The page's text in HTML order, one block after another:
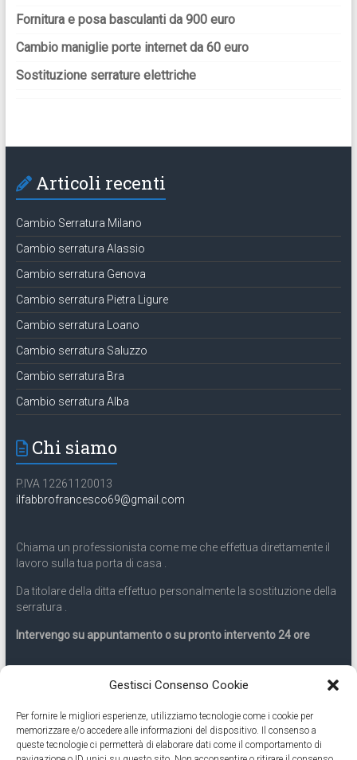
Gestisci Consenso Cookie
Per fornire le migliori esperienze, utilizziamo tecnologie come i cookie per
memorizzare e/o accedere alle informazioni del dispositivo. Il consenso a
queste tecnologie ci permetterà di elaborare dati come il comportamento di
Fornitura e posa basculanti da 900 euro
Cambio maniglie porte internet da 60 euro
Sostituzione serrature elettriche
Articoli recenti
Cambio Serratura Milano
Cambio serratura Alassio
Cambio serratura Genova
Cambio serratura Pietra Ligure
Cambio serratura Loano
Cambio serratura Saluzzo
Cambio serratura Bra
Cambio serratura Alba
Chi siamo
P.IVA 12261120013
ilfabbrofrancesco69@gmail.com
Chiama un professionista come me che effettua direttamente il
lavoro sulla tua porta di casa .
Da titolare della ditta effettuo personalmente la sostituzione della
serratura .
Intervengo su appuntamento o su pronto intervento 24 ore
Servizio 24 ore
Cell331.9899963